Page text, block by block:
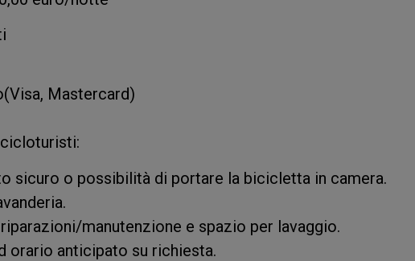
Mastercard)
sicuro o possibilità di portare la bicicletta in camera.
manutenzione e spazio per lavaggio.
orario anticipato su richiesta.